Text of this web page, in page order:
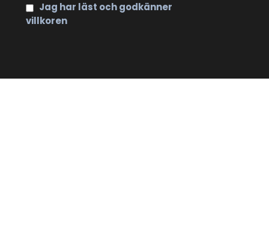
Jag har läst och godkänner
villkoren